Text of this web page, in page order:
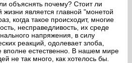
объяснять почему? Стоит ли
жизни является главной "монетой
когда такое происходит, многие
несправедливость, их среде
напряжения, в силу
реакций, одолевает злоба,
вполне естественно. В нашем мире
не так много, как хотелось бы.